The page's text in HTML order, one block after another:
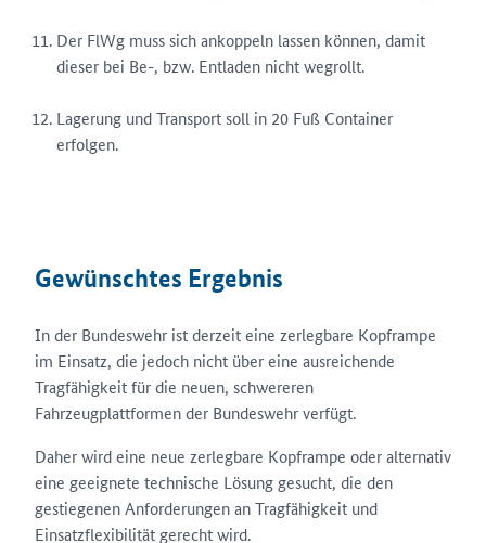
Der FlWg muss sich ankoppeln lassen können, damit
dieser bei Be-, bzw. Entladen nicht wegrollt.
Lagerung und Transport soll in 20 Fuß Container
erfolgen.
Gewünschtes Ergebnis
In der Bundeswehr ist derzeit eine zerlegbare Kopframpe
im Einsatz, die jedoch nicht über eine ausreichende
Tragfähigkeit für die neuen, schwereren
Fahrzeugplattformen der Bundeswehr verfügt.
Daher wird eine neue zerlegbare Kopframpe oder alternativ
eine geeignete technische Lösung gesucht, die den
gestiegenen Anforderungen an Tragfähigkeit und
Einsatzflexibilität gerecht wird.